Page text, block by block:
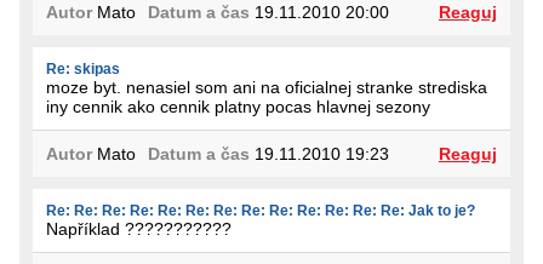
AutorMato Datum a čas 19.11.2010 20:00 Reaguj
Re: skipas
moze byt. nenasiel som ani na oficialnej stranke strediska
iny cennik ako cennik platny pocas hlavnej sezony
AutorMato Datum a čas 19.11.2010 19:23 Reaguj
Re: Re: Re: Re: Re: Re: Re: Re: Re: Re: Re: Re: Re: Jak to je?
Například ???????????